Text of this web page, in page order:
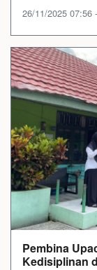
26/11/2025 07:56
Pembina
Kedisiplinan